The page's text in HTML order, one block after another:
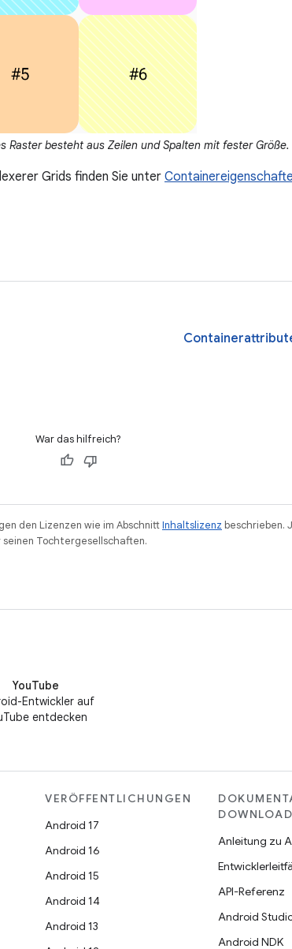
Raster besteht aus Zeilen und Spalten mit fester Größe.
Grids finden Sie unter
War das hilfreich?
den Lizenzen wie im AbschnittInhaltslizenz beschrieben.
Tochtergesellschaften.
YouTube
Entwickler auf
entdecken
VERÖFFENTLICHUNGEN
Android 17
Android 16
Android 15
Android 14
Android 13
Anleitung zu
API-Referenz
Android
Android NDK